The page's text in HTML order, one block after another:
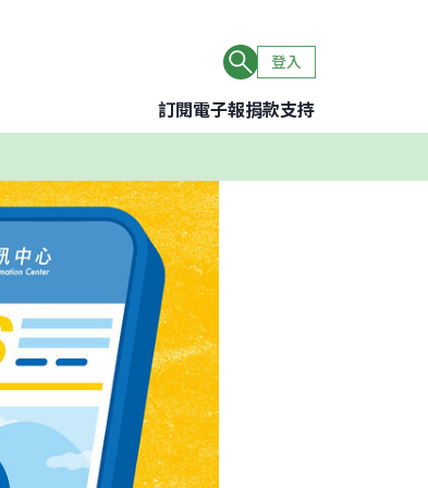
登入
訂閱電子報捐款支持